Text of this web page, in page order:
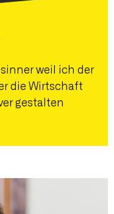
weil ich der
die Wirtschaft
gestalten